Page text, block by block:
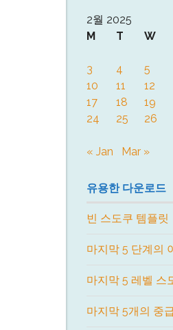
2월 2025
M
T W
3
4 5
10
11 12
17
18 19
24
25 26
« Jan Mar »
유용한 다운로드
빈 스도쿠 템플릿
마지막 5 단계의
마지막 5 레벨 스
마지막 5개의 중